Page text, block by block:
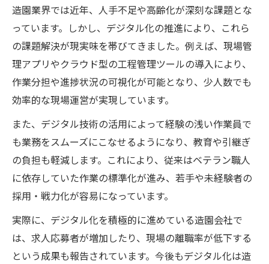
造園業界では近年、人手不足や高齢化が深刻な課題とな
っています。しかし、デジタル化の推進により、これら
の課題解決が現実味を帯びてきました。例えば、現場管
理アプリやクラウド型の工程管理ツールの導入により、
作業分担や進捗状況の可視化が可能となり、少人数でも
効率的な現場運営が実現しています。
また、デジタル技術の活用によって経験の浅い作業員で
も業務をスムーズにこなせるようになり、教育や引継ぎ
の負担も軽減します。これにより、従来はベテラン職人
に依存していた作業の標準化が進み、若手や未経験者の
採用・戦力化が容易になっています。
実際に、デジタル化を積極的に進めている造園会社で
は、求人応募者が増加したり、現場の離職率が低下する
という成果も報告されています。今後もデジタル化は造